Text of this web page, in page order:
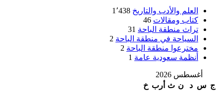
العلم والأدب والتاريخ 1٬438
كتاب ومقالات 46
تراث منطقة الباحة 31
السياحة في منطقة الباحة 2
مخترعوا منطقة الباحة 2
أنظمة سعودية عامة 1
أغسطس 2026
ج س د ن ث أرب خ